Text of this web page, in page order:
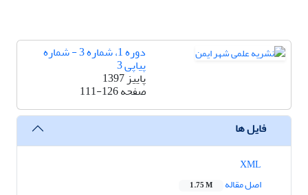
دوره 1، شماره 3 - شماره
پیاپی 3
پاییز 1397
صفحه111-126
فایل ها
اصل مقاله
1.75 M